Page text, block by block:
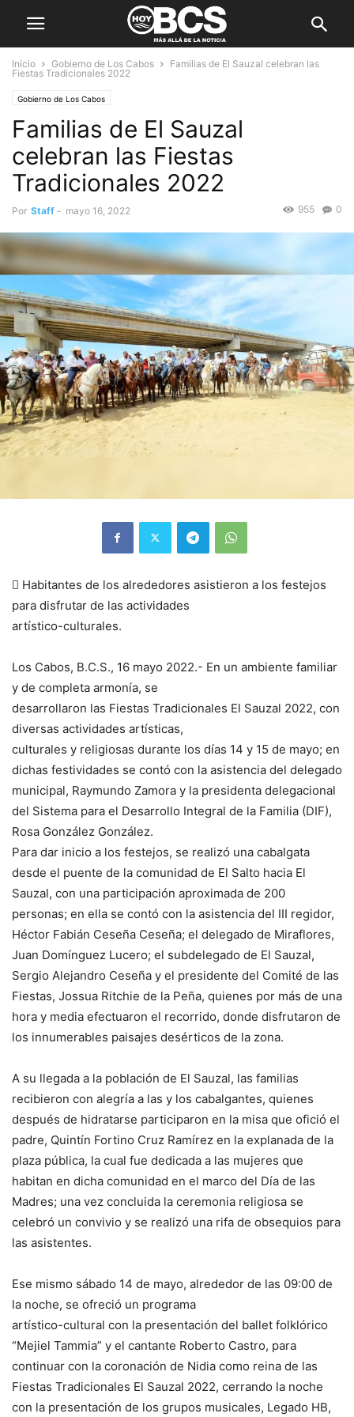
Inicio Gobierno de Los Cabos
Familias de El Sauzal celebran las
Fiestas Tradicionales 2022
Gobierno de Los Cabos
Familias de El Sauzal
celebran las Fiestas
Tradicionales 2022
Por Staff - mayo 16, 2022 0
955
 Habitantes de los alrededores asistieron a los festejos
para disfrutar de las actividades
artístico-culturales.
Los Cabos, B.C.S., 16 mayo 2022.- En un ambiente familiar
y de completa armonía, se
desarrollaron las Fiestas Tradicionales El Sauzal 2022, con
diversas actividades artísticas,
culturales y religiosas durante los días 14 y 15 de mayo; en
dichas festividades se contó con la asistencia del delegado
municipal, Raymundo Zamora y la presidenta delegacional
del Sistema para el Desarrollo Integral de la Familia (DIF),
Rosa González González.
Para dar inicio a los festejos, se realizó una cabalgata
desde el puente de la comunidad de El Salto hacia El
Sauzal, con una participación aproximada de 200
personas; en ella se contó con la asistencia del III regidor,
Héctor Fabián Ceseña Ceseña; el delegado de Miraflores,
Juan Domínguez Lucero; el subdelegado de El Sauzal,
Sergio Alejandro Ceseña y el presidente del Comité de las
Fiestas, Jossua Ritchie de la Peña, quienes por más de una
hora y media efectuaron el recorrido, donde disfrutaron de
los innumerables paisajes desérticos de la zona.
A su llegada a la población de El Sauzal, las familias
recibieron con alegría a las y los cabalgantes, quienes
después de hidratarse participaron en la misa que ofició el
padre, Quintín Fortino Cruz Ramírez en la explanada de la
plaza pública, la cual fue dedicada a las mujeres que
habitan en dicha comunidad en el marco del Día de las
Madres; una vez concluida la ceremonia religiosa se
celebró un convivio y se realizó una rifa de obsequios para
las asistentes.
Ese mismo sábado 14 de mayo, alrededor de las 09:00 de
la noche, se ofreció un programa
artístico-cultural con la presentación del ballet folklórico
“Mejiel Tammia” y el cantante Roberto Castro, para
continuar con la coronación de Nidia como reina de las
Fiestas Tradicionales El Sauzal 2022, cerrando la noche
con la presentación de los grupos musicales, Legado HB,